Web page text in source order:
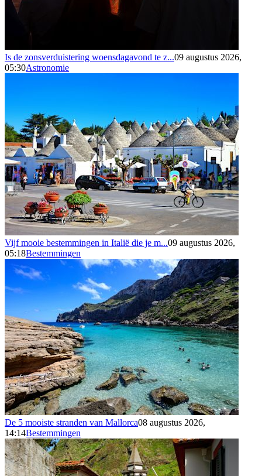
Is de zonsverduistering woensdagavond te z...09 augustus 2026,
05:30Astronomie
Vijf mooie bestemmingen in Italië die je m...09 augustus 2026,
05:18Bestemmingen
De 5 mooiste stranden van Mallorca08 augustus 2026,
14:14Bestemmingen